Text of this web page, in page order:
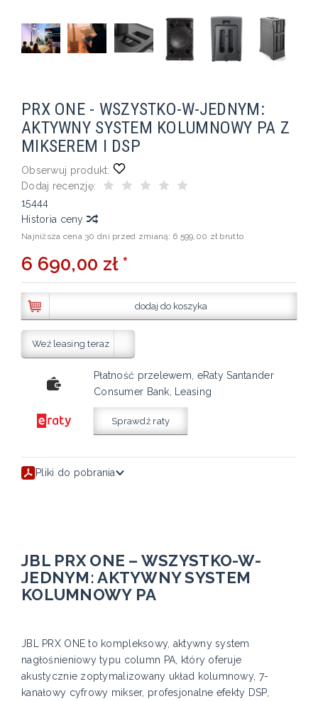
PRX ONE - WSZYSTKO-W-JEDNYM:
AKTYWNY SYSTEM KOLUMNOWY PA Z
MIKSEREM I DSP
Obserwuj produkt:
Dodaj recenzję:
15444
Historia ceny
Najniższa cena 30 dni przed zmianą: 6 599,00 zł brutto
6 690,00 zł *
dodaj do koszyka
Weź leasing teraz
Płatność przelewem, eRaty Santander
Consumer Bank, Leasing
Sprawdź raty
Pliki do pobrania
JBL PRX ONE – WSZYSTKO-W-
JEDNYM: AKTYWNY SYSTEM
KOLUMNOWY PA
JBL PRX ONE to kompleksowy, aktywny system
nagłośnieniowy typu column PA, który oferuje
akustycznie zoptymalizowany układ kolumnowy, 7-
kanałowy cyfrowy mikser, profesjonalne efekty DSP,